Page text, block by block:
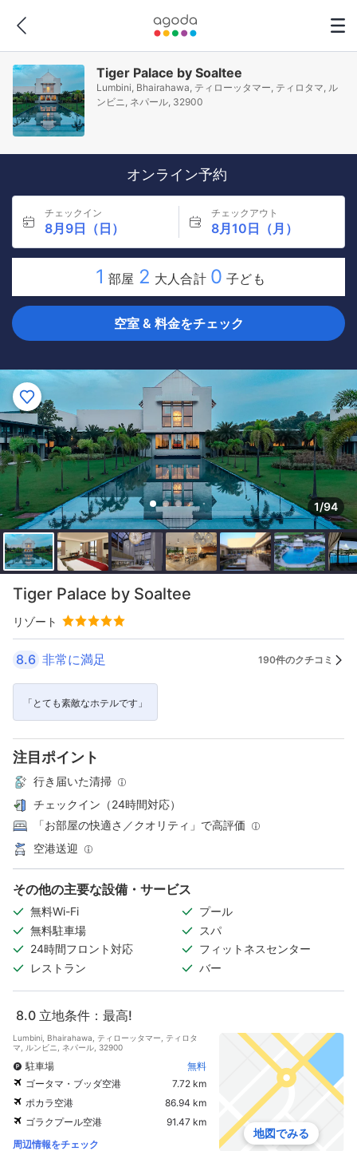
Tiger Palace by Soaltee
Lumbini, Bhairahawa, ティローッタマー, ティロタマ, ル
ンビニ, ネパール, 32900
オンライン予約
チェックイン
8月9日（日）
チェックアウト
8月10日（月）
1 部屋 2 大人合計 0 子ども
空室 & 料金をチェック
1/94
Tiger Palace by Soaltee
リゾート
8.6 非常に満足 190件のクチコミ
「とても素敵なホテルです」
注目ポイント
行き届いた清掃
チェックイン（24時間対応）
「お部屋の快適さ／クオリティ」で高評価
空港送迎
その他の主要な設備・サービス
無料Wi-Fi
プール
無料駐車場
スパ
24時間フロント対応
フィットネスセンター
レストラン
バー
8.0 立地条件：最高!
Lumbini, Bhairahawa, ティローッタマー, ティロタ
マ, ルンビニ, ネパール, 32900
駐車場
無料
ゴータマ・ブッダ空港
7.72 km
ポカラ空港
86.94 km
ゴラクプール空港
91.47 km
周辺情報をチェック
地図でみる